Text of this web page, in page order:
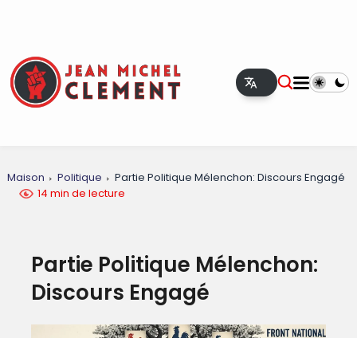
Maison Politique
Partie Politique Mélenchon: Discours Engagé
14 min de lecture
Partie Politique Mélenchon:
Discours Engagé